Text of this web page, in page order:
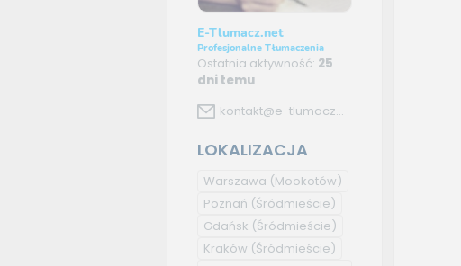
E-Tlumacz.net
Profesjonalne Tłumaczenia
Ostatnia aktywność: 25
dni temu
kontakt@e-tlumacz...
LOKALIZACJA
Warszawa (Mookotów)
Poznań (Śródmieście)
Gdańsk (Śródmieście)
Kraków (Śródmieście)